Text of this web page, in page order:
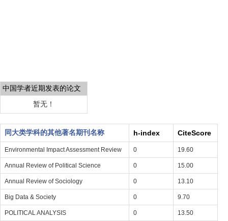
中国学者近期发表的论文
暂无！
同大类学科的其他著名期刊名称 h-index CiteScore
Environmental Impact Assessment Review 0 19.60
Annual Review of Political Science 0 15.00
Annual Review of Sociology 0 13.10
Big Data & Society 0 9.70
POLITICAL ANALYSIS 0 13.50